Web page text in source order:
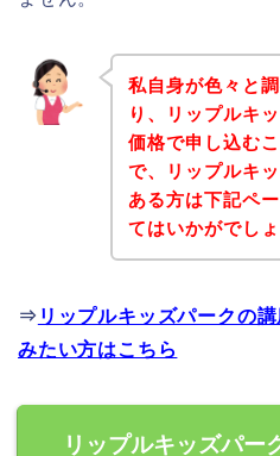
私自身が色々と
り、リップルキ
価格で申し込む
で、リップルキ
ある方は下記ペ
てはいかがでし
⇒ リップルキッズパークの
みたい方はこちら
リップルキッズパー